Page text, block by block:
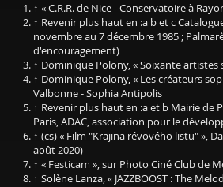
↑ « C.R.R. de Nice - Conservatoire à
↑ Revenir plus haut en :a b et c
novembre au 7 décembre 1985 ;
d'encouragement)
↑ Dominique Polony, « Soixante
↑ Dominique Polony, « Les créateurs
Valbonne - Sophia Antipolis
↑ Revenir plus haut en :a et b Mairie de
Paris, ADAC, association pour le
↑ (cs) « Film "Krajina révového listu" »,
août 2020)
↑ « Festicam », sur Photo Ciné Club de
↑ Solène Lanza, « JAZZBOOST : The